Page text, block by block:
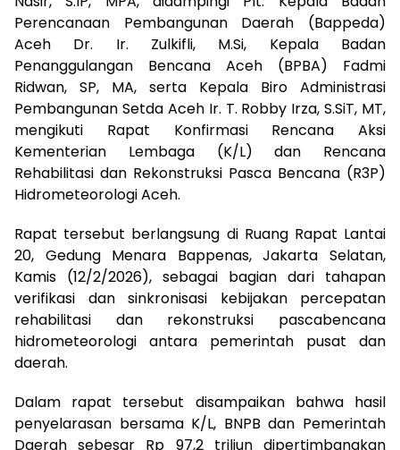
Perencanaan Pembangunan Daerah (Bappeda)
Aceh Dr. Ir. Zulkifli, M.Si, Kepala Badan
Penanggulangan Bencana Aceh (BPBA) Fadmi
Ridwan, SP, MA, serta Kepala Biro Administrasi
Pembangunan Setda Aceh Ir. T. Robby Irza, S.SiT, MT,
mengikuti Rapat Konfirmasi Rencana Aksi
Kementerian Lembaga (K/L) dan Rencana
Rehabilitasi dan Rekonstruksi Pasca Bencana (R3P)
Hidrometeorologi Aceh.
Rapat tersebut berlangsung di Ruang Rapat Lantai
20, Gedung Menara Bappenas, Jakarta Selatan,
Kamis (12/2/2026), sebagai bagian dari tahapan
verifikasi dan sinkronisasi kebijakan percepatan
rehabilitasi dan rekonstruksi pascabencana
hidrometeorologi antara pemerintah pusat dan
daerah.
Dalam rapat tersebut disampaikan bahwa hasil
penyelarasan bersama K/L, BNPB dan Pemerintah
Daerah sebesar Rp 97,2 triliun dipertimbangkan